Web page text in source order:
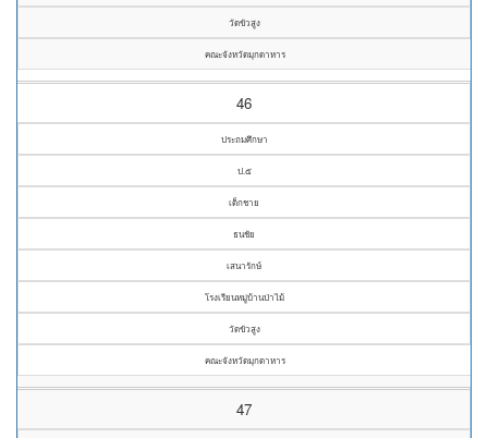
วัดขัวสูง
คณะจังหวัดมุกดาหาร
46
ประถมศึกษา
ป.๕
เด็กชาย
ธนชัย
เสนารักษ์
โรงเรียนหมู่บ้านป่าไม้
วัดขัวสูง
คณะจังหวัดมุกดาหาร
47